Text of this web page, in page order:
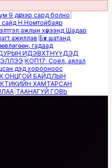
9 дүгээр сард болно|
Н.Номтойбаяр
ажлын хүрээнд Шадар
ажиллав|Бүх шатанд
гадаад
ИДЭВХТНҮҮДЭД
|КОП17: Соёл, аялал
дэд хорооноос
БАЙДЛЫН
ХАМТАРСАН
|ТААНАГҮЙ ГОВЬ